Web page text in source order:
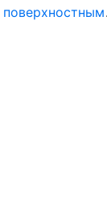
поверхностным.